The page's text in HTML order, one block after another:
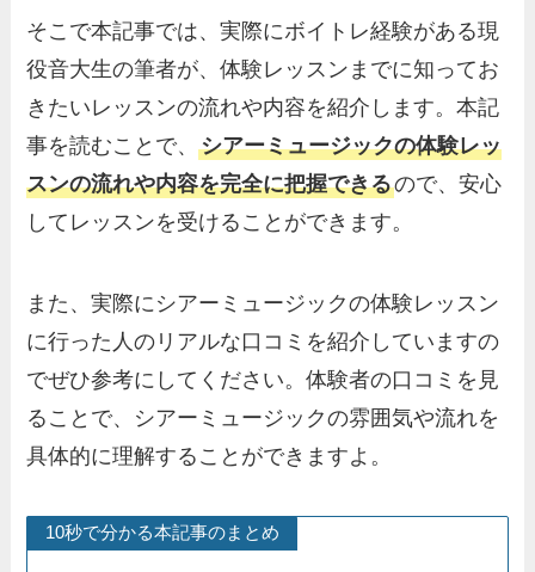
そこで本記事では、実際にボイトレ経験がある現
役音大生の筆者が、体験レッスンまでに知ってお
きたいレッスンの流れや内容を紹介します。本記
事を読むことで、シアーミュージックの体験レッ
スンの流れや内容を完全に把握できるので、安心
してレッスンを受けることができます。
また、実際にシアーミュージックの体験レッスン
に行った人のリアルな口コミを紹介していますの
でぜひ参考にしてください。体験者の口コミを見
ることで、シアーミュージックの雰囲気や流れを
具体的に理解することができますよ。
10秒で分かる本記事のまとめ